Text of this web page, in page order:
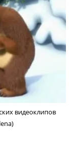
видеоклипов